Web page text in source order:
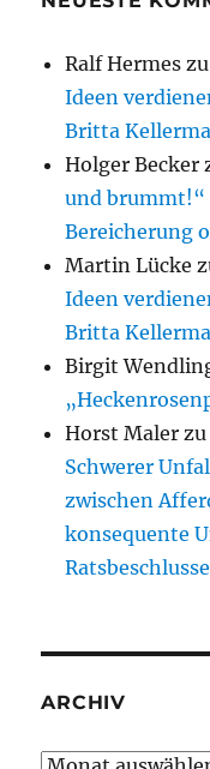
Ralf Hermes
Ideen
Britta
Holger Becker
und
Bereicherung
Martin Lücke
Ideen
Britta
Birgit
Horst Maler
Schwerer
zwischen
konsequente
ARCHIV